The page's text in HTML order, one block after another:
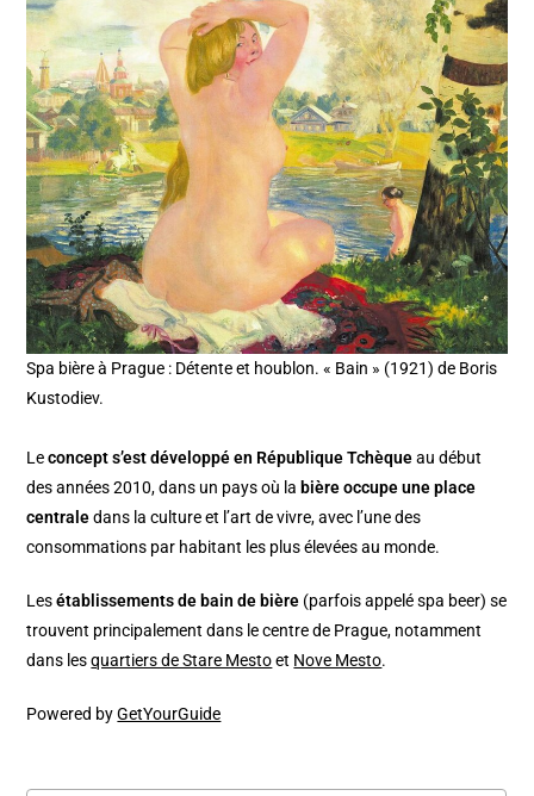
Spa bière à Prague : Détente et houblon. « Bain » (1921) de Boris
Kustodiev.
Leconcept s’est développé en République Tchèqueau début
des années 2010, dans un pays où la bière occupe une place
centraledans la culture et l’art de vivre, avec l’une des
consommations par habitant les plus élevées au monde.
Lesétablissements de bain de bière (parfois appelé spa beer) se
trouvent principalement dans le centre de Prague, notamment
dans lesquartiers de Stare Mestoet Nove Mesto.
Powered byGetYourGuide